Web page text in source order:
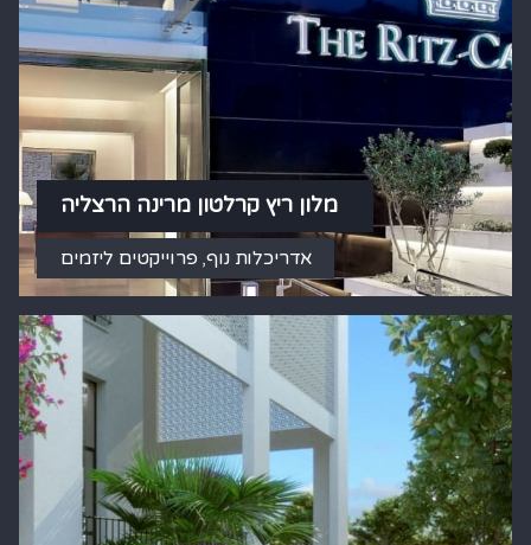
מלון ריץ קרלטון מרינה הרצליה
אדריכלות נוף, פרוייקטים ליזמים